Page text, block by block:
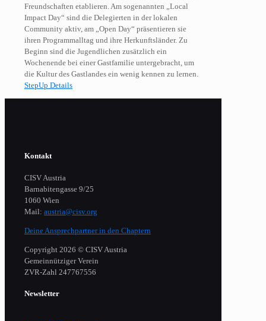
Freundschaften etablieren. Am sogenannten „Local
Impact Day“ sind die Delegierten in der lokalen
Community aktiv, am „Open Day“ präsentieren sie
ihren Programmalltag und ihre Herkunftsländer. Zu
Beginn sind die Jugendlichen zusätzlich ein
Wochenende bei einer Gastfamilie untergebracht, um
die Kultur des Gastlandes ein wenig kennen zu lernen.
StepUp Details
Kontakt
CISV Austria
Barnabitengasse 9/25
1060 Wien
Mail: austria@cisv.org
Deine Ansprechpartner in den Chaptern
Copyright 2026 © CISV Austria
Gemeinnütziger Verein
​ZVR-Zahl 247767556
Newsletter